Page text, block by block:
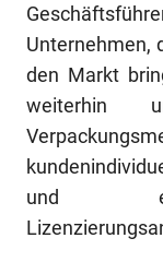
Unternehmen,
den Markt
weiterhin
und